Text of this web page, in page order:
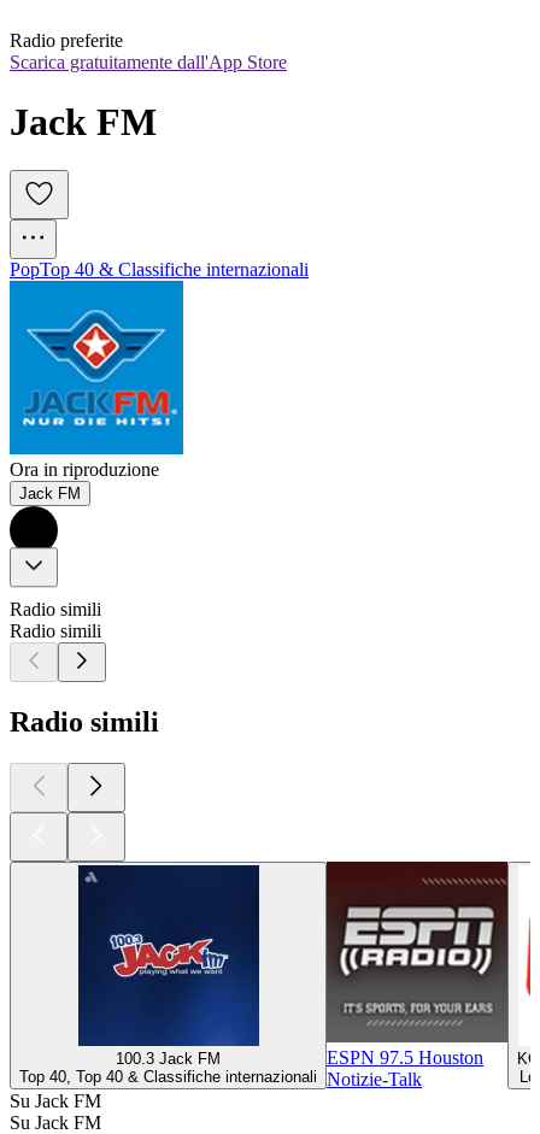
Radio preferite
Scarica gratuitamente dall'App Store
Jack FM
PopTop 40 & Classifiche internazionali
Ora in riproduzione
Jack FM
Radio simili
Radio simili
Radio simili
100.3 Jack FM
Top 40, Top 40 & Classifiche internazionali
ESPN 97.5 Houston
Notizie-Talk
Su Jack FM
Su Jack FM